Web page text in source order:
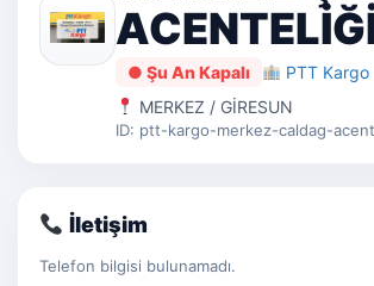
● Şu An Kapalı
PTT Kargo
MERKEZ / GİRESUN
ID: ptt-kargo-merkez-caldag-
İletişim
Telefon bilgisi bulunamadı.